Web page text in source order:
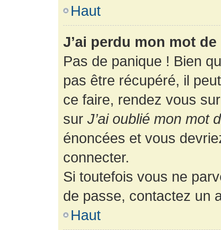
Haut
J’ai perdu mon mot
Pas de panique ! Bien
pas être récupéré, il
ce faire, rendez vous
sur J’ai oublié mon mot
énoncées et vous
connecter.
Si toutefois vous ne
de passe, contactez un
Haut